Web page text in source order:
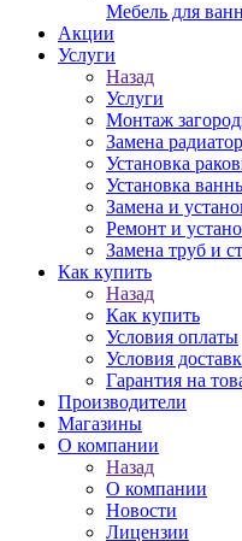
Мебель для
Акции
Услуги
Назад
Услуги
Монтаж
Замена
Установка
Установка
Замена и
Ремонт и
Замена труб и
Как купить
Назад
Как купить
Условия оплаты
Условия
Гарантия на
Производители
Магазины
О компании
Назад
О компании
Новости
Лицензии